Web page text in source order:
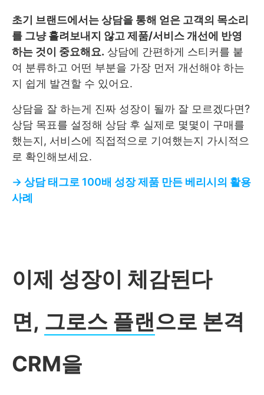
초기 브랜드에서는 상담을 통해 얻은 고객의 목소리
를 그냥 흘려보내지 않고 제품/서비스 개선에 반영
하는 것이 중요해요. 상담에 간편하게 스티커를 붙
여 분류하고 어떤 부분을 가장 먼저 개선해야 하는
지 쉽게 발견할 수 있어요.
상담을 잘 하는게 진짜 성장이 될까 잘 모르겠다면?
상담 목표를 설정해 상담 후 실제로 몇몇이 구매를
했는지, 서비스에 직접적으로 기여했는지 가시적으
로 확인해보세요.
→ 상담 태그로 100배 성장 제품 만든 베리시의 활용
사례
이제 성장이 체감된다
면, 그로스 플랜으로 본격
CRM을